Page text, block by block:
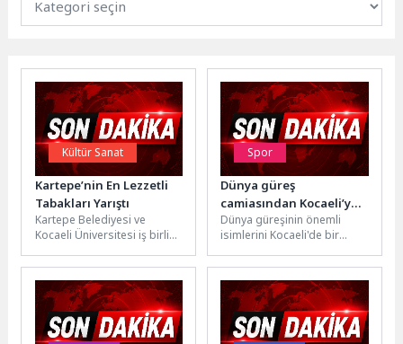
Kültür Sanat
Kartepe’nin En Lezzetli
Tabakları Yarıştı
Kartepe Belediyesi ve
Kocaeli Üniversitesi iş birliği
Gastronomi Festivali
kapsamında yapılan yemek...
Spor
Dünya güreş
camiasından Kocaeli’ye
büyük övgü
Dünya güreşinin önemli
isimlerini Kocaeli'de bir
Gemici-Gazanfer Bilge
Uluslararası Serbest ve
Grekoromen...